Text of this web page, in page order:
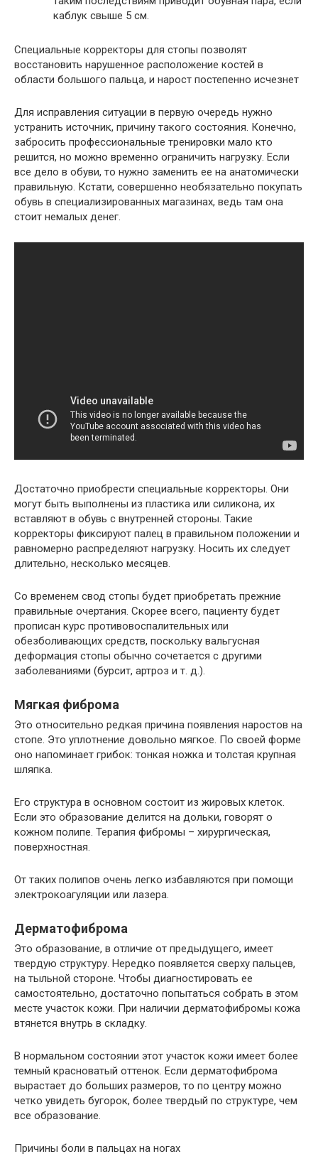
каблук свыше 5 см.
Специальные корректоры для стопы позволят
восстановить нарушенное расположение костей в
области большого пальца, и нарост постепенно исчезнет
Для исправления ситуации в первую очередь нужно
устранить источник, причину такого состояния. Конечно,
забросить профессиональные тренировки мало кто
решится, но можно временно ограничить нагрузку. Если
все дело в обуви, то нужно заменить ее на анатомически
правильную. Кстати, совершенно необязательно покупать
обувь в специализированных магазинах, ведь там она
стоит немалых денег.
Достаточно приобрести специальные корректоры. Они
могут быть выполнены из пластика или силикона, их
вставляют в обувь с внутренней стороны. Такие
корректоры фиксируют палец в правильном положении и
равномерно распределяют нагрузку. Носить их следует
длительно, несколько месяцев.
Со временем свод стопы будет приобретать прежние
правильные очертания. Скорее всего, пациенту будет
прописан курс противовоспалительных или
обезболивающих средств, поскольку вальгусная
деформация стопы обычно сочетается с другими
заболеваниями (бурсит, артроз и т. д.).
Мягкая фиброма
Это относительно редкая причина появления наростов на
стопе. Это уплотнение довольно мягкое. По своей форме
оно напоминает грибок: тонкая ножка и толстая крупная
шляпка.
Его структура в основном состоит из жировых клеток.
Если это образование делится на дольки, говорят о
кожном полипе. Терапия фибромы – хирургическая,
поверхностная.
От таких полипов очень легко избавляются при помощи
электрокоагуляции или лазера.
Дерматофиброма
Это образование, в отличие от предыдущего, имеет
твердую структуру. Нередко появляется сверху пальцев,
на тыльной стороне. Чтобы диагностировать ее
самостоятельно, достаточно попытаться собрать в этом
месте участок кожи. При наличии дерматофибромы кожа
втянется внутрь в складку.
В нормальном состоянии этот участок кожи имеет более
темный красноватый оттенок. Если дерматофиброма
вырастает до больших размеров, то по центру можно
четко увидеть бугорок, более твердый по структуре, чем
все образование.
Причины боли в пальцах на ногах